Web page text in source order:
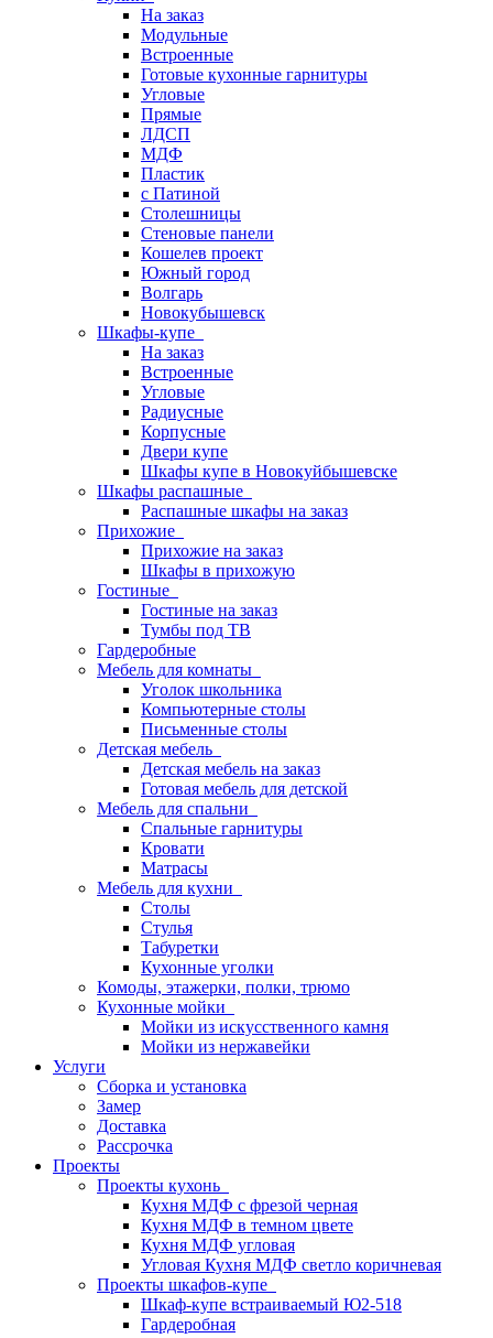
На заказ
Модульные
Встроенные
Готовые кухонные гарнитуры
Угловые
Прямые
ЛДСП
МДФ
Пластик
с Патиной
Столешницы
Стеновые панели
Кошелев проект
Южный город
Волгарь
Новокубышевск
Шкафы-купе
На заказ
Встроенные
Угловые
Радиусные
Корпусные
Двери купе
Шкафы купе в Новокуйбышевске
Шкафы распашные
Распашные шкафы на заказ
Прихожие
Прихожие на заказ
Шкафы в прихожую
Гостиные
Гостиные на заказ
Тумбы под ТВ
Гардеробные
Мебель для комнаты
Уголок школьника
Компьютерные столы
Письменные столы
Детская мебель
Детская мебель на заказ
Готовая мебель для детской
Мебель для спальни
Спальные гарнитуры
Кровати
Матрасы
Мебель для кухни
Столы
Стулья
Табуретки
Кухонные уголки
Комоды, этажерки, полки, трюмо
Кухонные мойки
Мойки из искусственного камня
Мойки из нержавейки
Услуги
Сборка и установка
Замер
Доставка
Рассрочка
Проекты
Проекты кухонь
Кухня МДФ с фрезой черная
Кухня МДФ в темном цвете
Кухня МДФ угловая
Угловая Кухня МДФ светло коричневая
Проекты шкафов-купе
Шкаф-купе встраиваемый Ю2-518
Гардеробная